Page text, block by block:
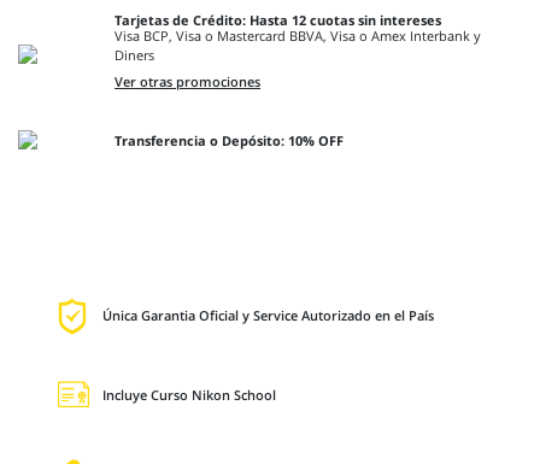
Tarjetas de Crédito: Hasta 12 cuotas sin intereses
Visa BCP, Visa o Mastercard BBVA, Visa o Amex Interbank y
Diners
Ver otras promociones
Transferencia o Depósito: 10% OFF
Única Garantia Oficial y Service Autorizado en el País
Incluye Curso Nikon School